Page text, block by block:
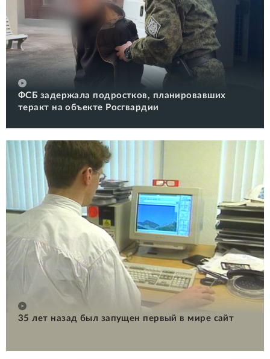
ФСБ задержала подростков, планировавших
теракт на объекте Росгвардии
35 лет назад был запущен первый в мире сайт